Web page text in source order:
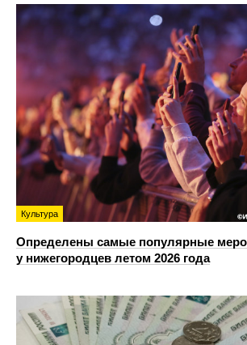
Культура
Определены самые популярные
у нижегородцев летом 2026 года